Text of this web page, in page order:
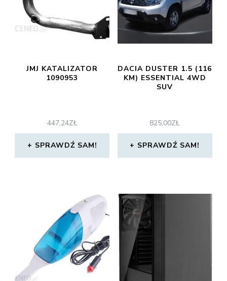
JMJ KATALIZATOR
1090953
447,24ZŁ
SPRAWDŹ SAM!
DACIA DUSTER 1.5 (116
KM) ESSENTIAL 4WD
SUV
825,00ZŁ
SPRAWDŹ SAM!